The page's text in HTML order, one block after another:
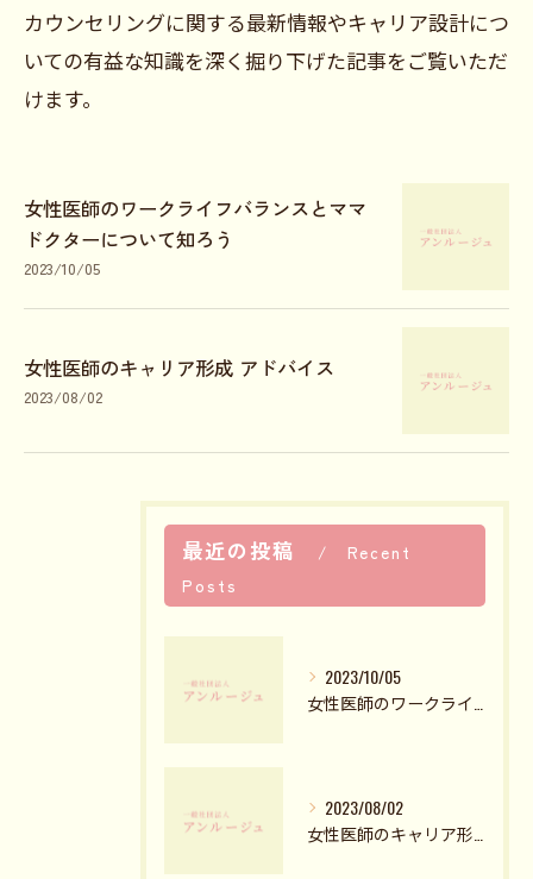
カウンセリングに関する最新情報やキャリア設計につ
いての有益な知識を深く掘り下げた記事をご覧いただ
けます。
女性医師のワークライフバランスとママ
ドクターについて知ろう
2023/10/05
女性医師のキャリア形成 アドバイス
2023/08/02
最近の投稿
Recent
Posts
2023/10/05
2023/08/02